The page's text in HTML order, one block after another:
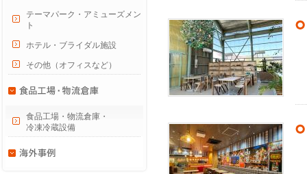
テーマパーク・アミューズメン
ト
ホテル・ブライダル施設
その他（オフィスなど）
食品工場・物流倉庫・
冷凍冷蔵設備